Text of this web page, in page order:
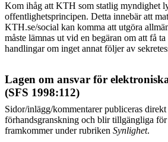
Kom ihåg att KTH som statlig myndighet
offentlighetsprincipen. Detta innebär att
KTH.se/social kan komma att utgöra
måste lämnas ut vid en begäran om att få
handlingar om inget annat följer av
Lagen om ansvar för
(SFS 1998:112)
Sidor/inlägg/kommentarer publiceras direkt
förhandsgranskning och blir tillgängliga
framkommer under rubriken Synlighet.